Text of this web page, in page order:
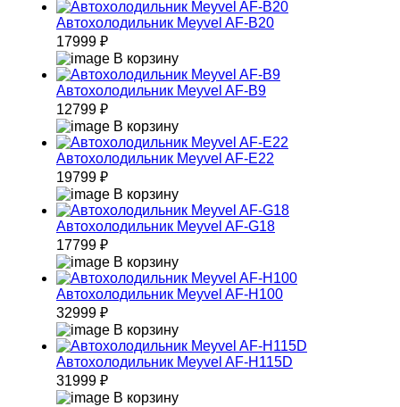
Автохолодильник Meyvel AF-B20
17999 ₽
В корзину
Автохолодильник Meyvel AF-B9
12799 ₽
В корзину
Автохолодильник Meyvel AF-E22
19799 ₽
В корзину
Автохолодильник Meyvel AF-G18
17799 ₽
В корзину
Автохолодильник Meyvel AF-H100
32999 ₽
В корзину
Автохолодильник Meyvel AF-H115D
31999 ₽
В корзину